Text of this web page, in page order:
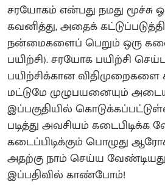
சரயோகம் என்பது நமது மூச்சு
கவனித்து, அதைக்
நன்மைகளைப் பெறும் ஒரு
பயிற்சி). சரயோக பயிற்சி
பயிற்சிக்கான விதிமுறைகளை
மட்டுமே முழுபயனையும்
இப்பகுதியில்
படித்து அவசியம் கடைபிடிக்க
கடைப்பிடிக்கும் பொழுது
அதற்கு நாம் செய்ய
இப்பதிவில் காண்போம்!